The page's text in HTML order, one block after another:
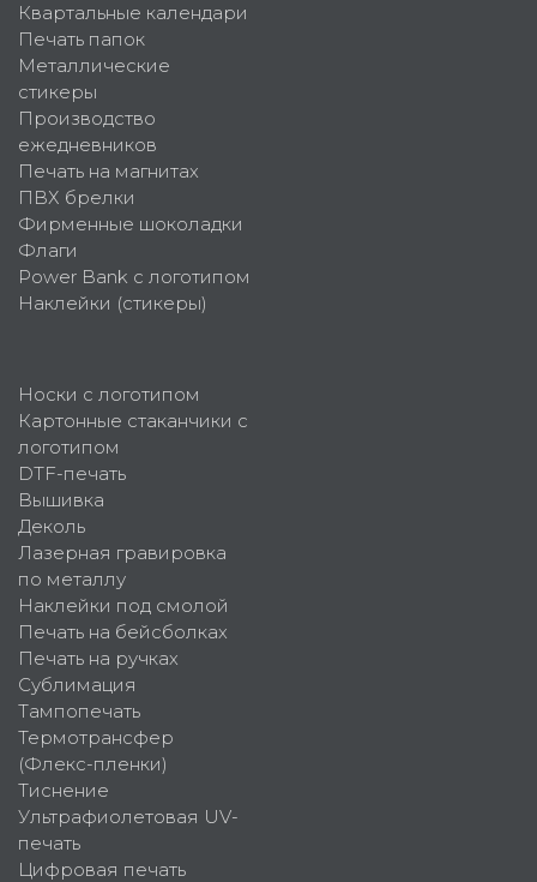
Квартальные календари
Печать папок
Металлические
стикеры
Производство
ежедневников
Печать на магнитах
ПВХ брелки
Фирменные шоколадки
Флаги
Power Bank с логотипом
Наклейки (стикеры)
Носки с логотипом
Картонные стаканчики с
логотипом
DTF-печать
Вышивка
Деколь
Лазерная гравировка
по металлу
Наклейки под смолой
Печать на бейсболках
Печать на ручках
Сублимация
Тампопечать
Термотрансфер
(Флекс-пленки)
Тиснение
Ультрафиолетовая UV-
печать
Цифровая печать